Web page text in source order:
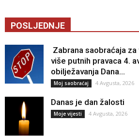
POSLJEDNJE
Zabrana saobraćaja
više putnih pravaca 4.
obilježavanja Dana...
Moj saobraćaj 4 Avgusta, 2026
Danas je dan žalosti
Moje vijesti 4 Avgusta, 2026